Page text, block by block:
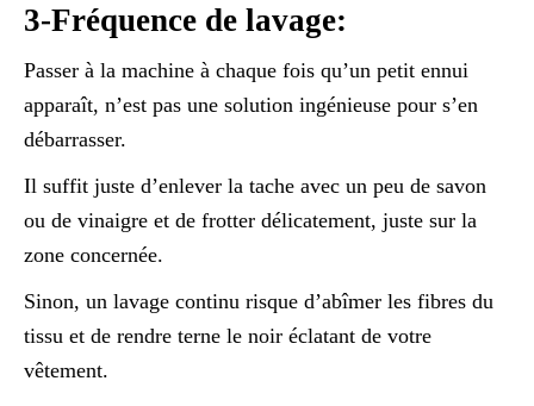
3-Fréquence de lavage:
Passer à la machine à chaque fois qu’un petit ennui
apparaît, n’est pas une solution ingénieuse pour s’en
débarrasser.
Il suffit juste d’enlever la tache avec un peu de savon
ou de vinaigre et de frotter délicatement, juste sur la
zone concernée.
Sinon, un lavage continu risque d’abîmer les fibres du
tissu et de rendre terne le noir éclatant de votre
vêtement.